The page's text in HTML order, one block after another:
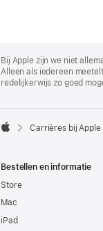
Footer
Bij Apple zijn we niet
Alleen als iedereen
redelijkerwijs zo goed

Carrières bij Apple
Bestellen en informatie
Store
Mac
iPad